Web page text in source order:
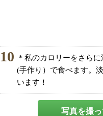
10
＊私のカロリーをさら
(手作り）で食べます。
います！
写真を撮